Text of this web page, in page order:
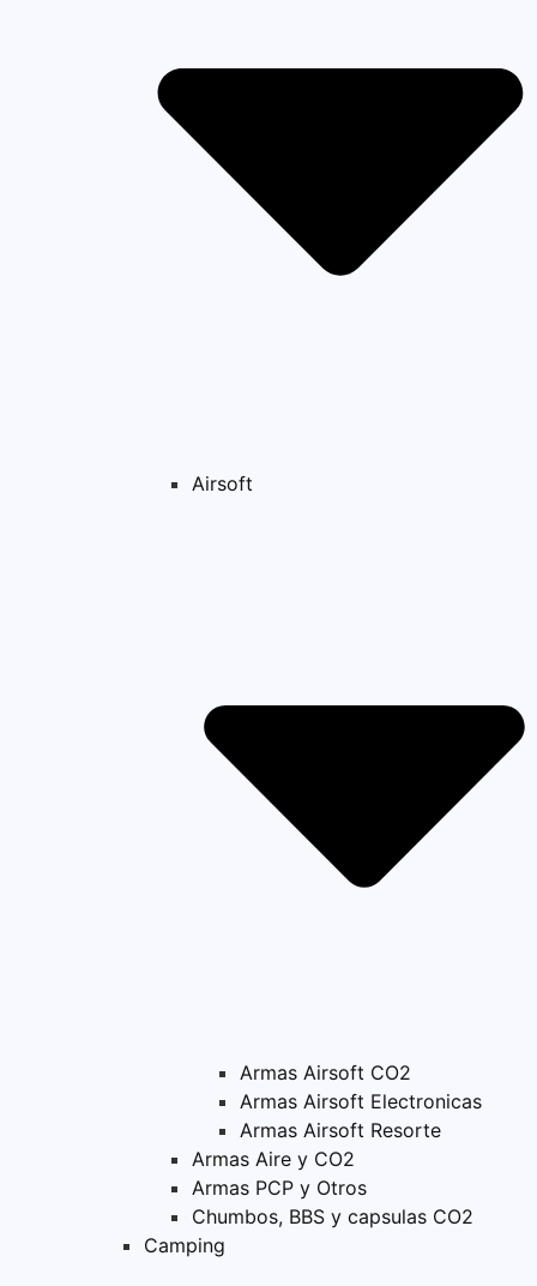
Airsoft
Armas Airsoft CO2
Armas Airsoft Electronicas
Armas Airsoft Resorte
Armas Aire y CO2
Armas PCP y Otros
Chumbos, BBS y capsulas CO2
Camping